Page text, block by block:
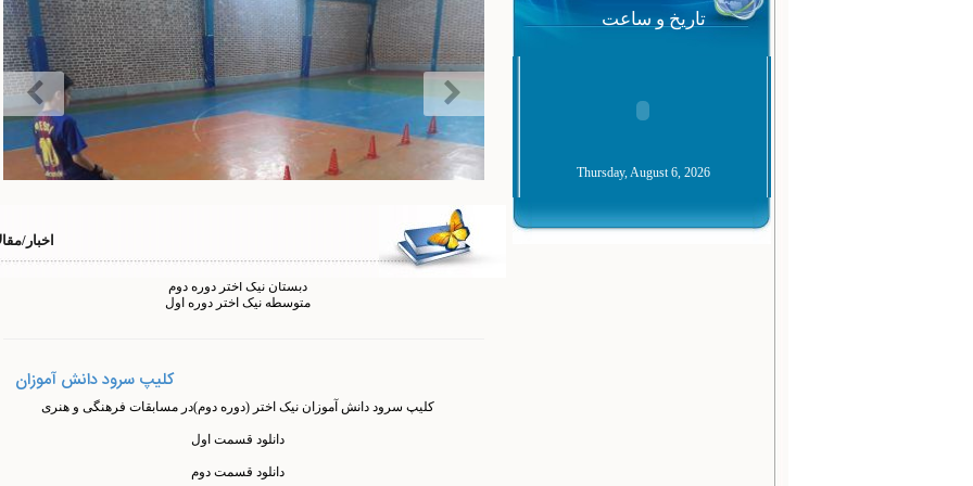
تاریخ و ساعت
Thursday, August 6, 2026
اخبار/
دانلود فرم ها
فرم ویژه ی تخصص و مهارت اولیاء
وظیفه ی دانش آموز و والدین در ارتباط با طرح جابر
فرم دانش آموز مولف
سایت های اختصاصی
متوسطه نیک اختر دوره اول
کلیپ سرود دانش آموزان
کلیپ سرود دانش آموزان نیک اختر (دوره دوم)در مسابقات فرهنگی و هنری